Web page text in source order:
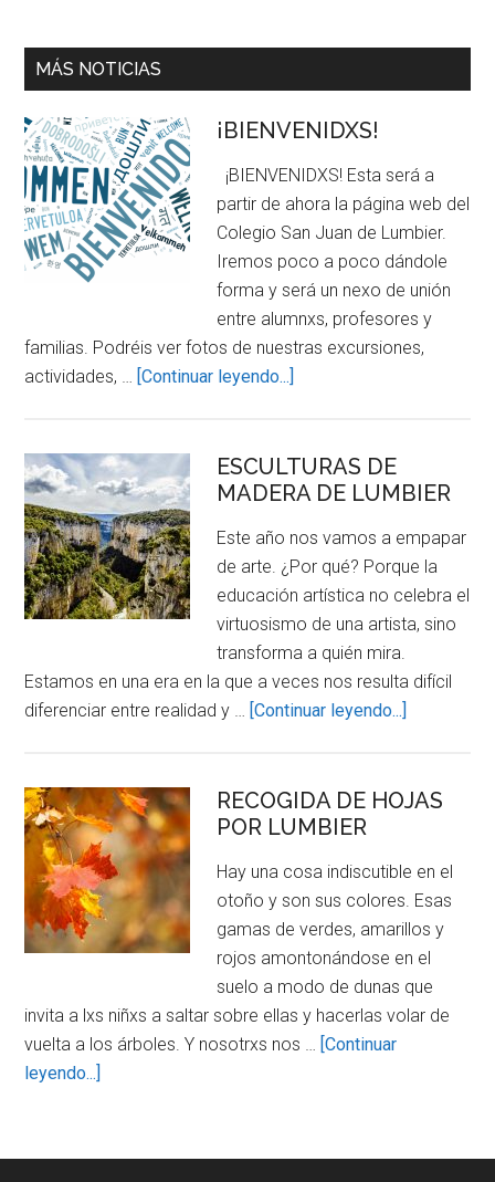
MÁS NOTICIAS
¡BIENVENIDXS!
¡BIENVENIDXS! Esta será a
partir de ahora la página web del
Colegio San Juan de Lumbier.
Iremos poco a poco dándole
forma y será un nexo de unión
entre alumnxs, profesores y
familias. Podréis ver fotos de nuestras excursiones,
actividades, … [Continuar leyendo...]
ESCULTURAS DE
MADERA DE LUMBIER
Este año nos vamos a empapar
de arte. ¿Por qué? Porque la
educación artística no celebra el
virtuosismo de una artista, sino
transforma a quién mira.
Estamos en una era en la que a veces nos resulta difícil
diferenciar entre realidad y … [Continuar leyendo...]
MADERA
RECOGIDA DE HOJAS
POR LUMBIER
Hay una cosa indiscutible en el
otoño y son sus colores. Esas
gamas de verdes, amarillos y
rojos amontonándose en el
suelo a modo de dunas que
invita a lxs niñxs a saltar sobre ellas y hacerlas volar de
vuelta a los árboles. Y nosotrxs nos … [Continuar
leyendo...]
HOJAS